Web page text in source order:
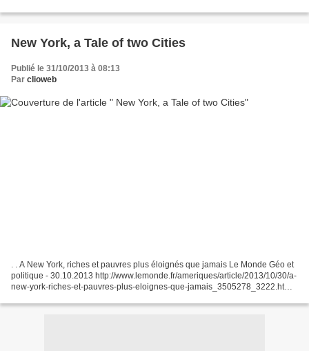
New York, a Tale of two Cities
Publié le 31/10/2013 à 08:13
Par clioweb
. . A New York, riches et pauvres plus éloignés que jamais Le Monde Géo et
politique - 30.10.2013 http://www.lemonde.fr/ameriques/article/2013/10/30/a-
new-york-riches-et-pauvres-plus-eloignes-que-jamais_3505278_3222.html